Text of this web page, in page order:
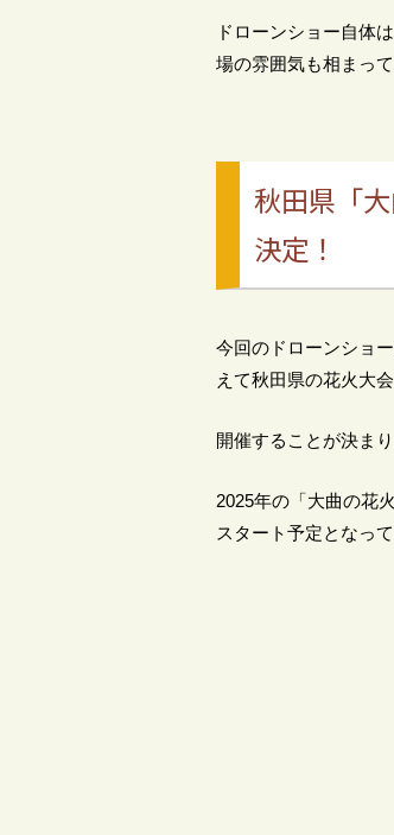
ドローンショー自体
場の雰囲気も相まっ
秋田県「
決定！
今回のドローンショ
えて秋田県の花火大
開催することが決まり
2025年の「大曲の花
スタート予定となって